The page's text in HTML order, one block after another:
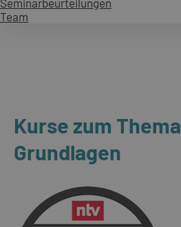
Team
Kurse zum
Grundlagen